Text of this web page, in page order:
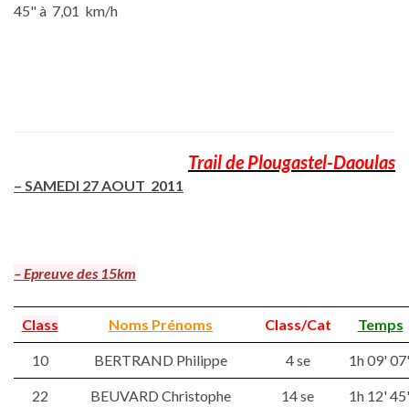
45" à 7,01 km/h
Trail de Plougastel-Daoulas
– SAMEDI 27 AOUT 2011
– Epreuve des 15km
Class Noms Prénoms Class/Cat Temps
10 BERTRAND Philippe 4 se 1h 09'
22 BEUVARD Christophe 14 se 1h 12'